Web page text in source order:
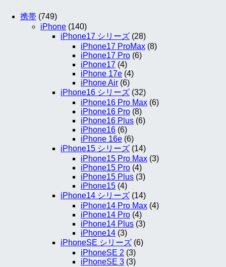
携帯 (749)
iPhone (140)
iPhone17 シリーズ (28)
iPhone17 ProMax (8)
iPhone17 Pro (6)
iPhone17 (4)
iPhone 17e (4)
iPhone Air (6)
iPhone16 シリーズ (32)
iPhone16 Pro Max (6)
iPhone16 Pro (8)
iPhone16 Plus (6)
iPhone16 (6)
iPhone 16e (6)
iPhone15 シリーズ (14)
iPhone15 Pro Max (3)
iPhone15 Pro (4)
iPhone15 Plus (3)
iPhone15 (4)
iPhone14 シリーズ (14)
iPhone14 Pro Max (4)
iPhone14 Pro (4)
iPhone14 Plus (3)
iPhone14 (3)
iPhoneSE シリーズ (6)
iPhoneSE 2 (3)
iPhoneSE 3 (3)